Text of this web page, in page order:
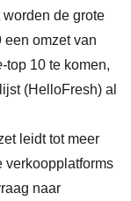
de grote
een omzet van
top 10 te komen,
(HelloFresh) al
leidt tot meer
verkoopplatforms
naar